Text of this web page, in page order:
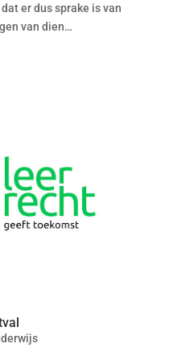
er dus sprake is van
van dien…